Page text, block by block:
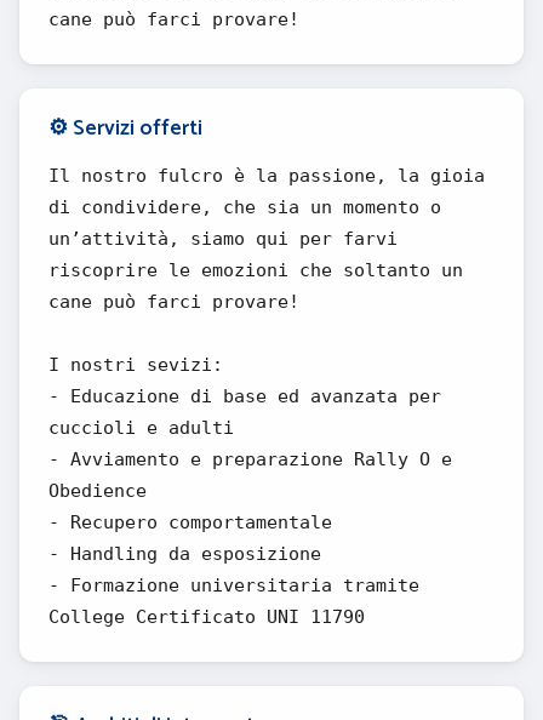
cane può farci provare!
⚙️ Servizi offerti
Il nostro fulcro è la passione, la gioia
di condividere, che sia un momento o
un’attività, siamo qui per farvi
riscoprire le emozioni che soltanto un
cane può farci provare!
I nostri sevizi:
- Educazione di base ed avanzata per
cuccioli e adulti
- Avviamento e preparazione Rally O e
Obedience
- Recupero comportamentale
- Handling da esposizione
- Formazione universitaria tramite
College Certificato UNI 11790